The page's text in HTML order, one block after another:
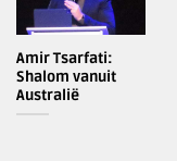
Amir Tsarfati:
Shalom vanuit
Australië